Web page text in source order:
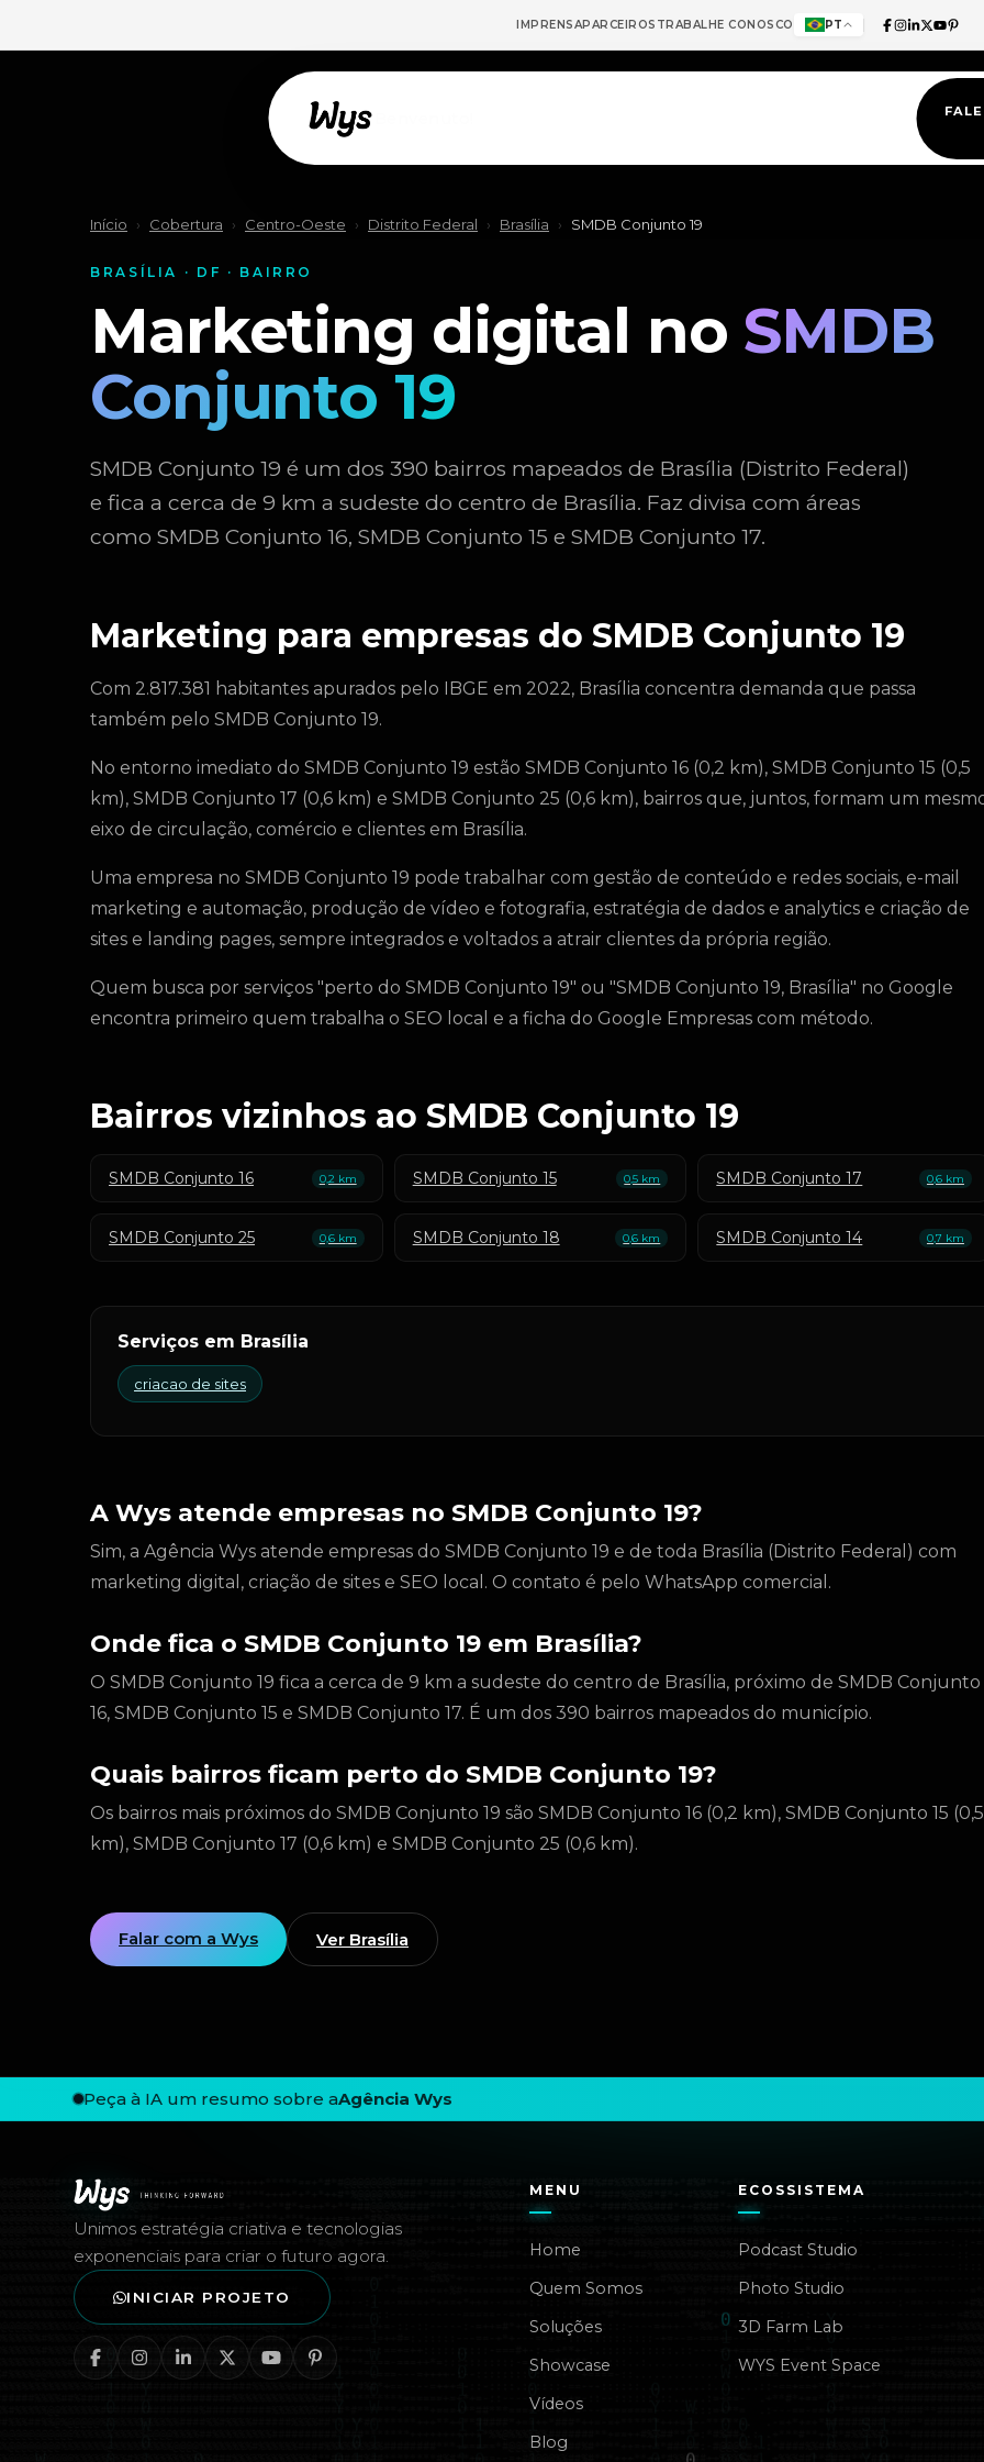
IMPRENSAPARCEIROS TRABALHE CONOSCO PT
Início › Cobertura › Centro-Oeste › Distrito Federal › Brasília › SMDB Conjunto 19
BRASÍLIA · DF · BAIRRO
Marketing digital no SMDB
Conjunto 19
SMDB Conjunto 19 é um dos 390 bairros mapeados de Brasília (Distrito Federal)
e fica a cerca de 9 km a sudeste do centro de Brasília. Faz divisa com áreas
como SMDB Conjunto 16, SMDB Conjunto 15 e SMDB Conjunto 17.
Marketing para empresas do SMDB Conjunto 19
Com 2.817.381 habitantes apurados pelo IBGE em 2022, Brasília concentra demanda que passa
também pelo SMDB Conjunto 19.
No entorno imediato do SMDB Conjunto 19 estão SMDB Conjunto 16 (0,2 km), SMDB Conjunto 15 (0,5
km), SMDB Conjunto 17 (0,6 km) e SMDB Conjunto 25 (0,6 km), bairros que, juntos, formam um
eixo de circulação, comércio e clientes em Brasília.
Uma empresa no SMDB Conjunto 19 pode trabalhar com gestão de conteúdo e redes sociais, e-mail
marketing e automação, produção de vídeo e fotografia, estratégia de dados e analytics e criação de
sites e landing pages, sempre integrados e voltados a atrair clientes da própria região.
Quem busca por serviços "perto do SMDB Conjunto 19" ou "SMDB Conjunto 19, Brasília" no Google
encontra primeiro quem trabalha o SEO local e a ficha do Google Empresas com método.
Bairros vizinhos ao SMDB Conjunto 19
SMDB Conjunto 16 0,2 km SMDB Conjunto 15 0,5 km SMDB Conjunto 17 0,6 km
SMDB Conjunto 25 0,6 km SMDB Conjunto 18 0,6 km SMDB Conjunto 14 0,7 km
Serviços em Brasília
criacao de sites
A Wys atende empresas no SMDB Conjunto 19?
Sim, a Agência Wys atende empresas do SMDB Conjunto 19 e de toda Brasília (Distrito Federal) com
marketing digital, criação de sites e SEO local. O contato é pelo WhatsApp comercial.
Onde fica o SMDB Conjunto 19 em Brasília?
O SMDB Conjunto 19 fica a cerca de 9 km a sudeste do centro de Brasília, próximo de SMDB Conjunto
16, SMDB Conjunto 15 e SMDB Conjunto 17. É um dos 390 bairros mapeados do município.
Quais bairros ficam perto do SMDB Conjunto 19?
Os bairros mais próximos do SMDB Conjunto 19 são SMDB Conjunto 16 (0,2 km), SMDB Conjunto 15 (0,5
km), SMDB Conjunto 17 (0,6 km) e SMDB Conjunto 25 (0,6 km).
Falar com a Wys Ver Brasília
Rodapé — Agência Wys
Peça à IA um resumo sobre aAgência Wys
Unimos estratégia criativa e tecnologias
exponenciais para criar o futuro agora.
INICIAR PROJETO
MENU
Home
Quem Somos
Soluções
Showcase
Vídeos
Blog
ECOSSISTEMA
Podcast Studio
Photo Studio
3D Farm Lab
WYS Event Space